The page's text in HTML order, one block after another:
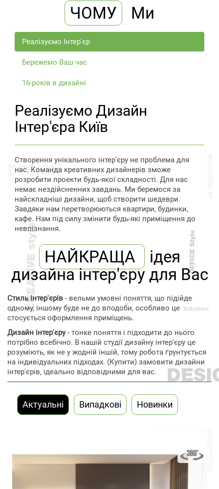
кожну ідею складно без досвіду. Наприклад,
будинок стане затишніше, але зникне естетика.
Професіонали AbiStyle зонують площу створюють
бажаєте дизайнер оформить локації в сучасних
напрямках. Це підкреслить вашу особливість
зробить оригінальніше житло. Або ви прагнете
виконати приміщення в єдиному стилі? Таке теж
Причому кожне приміщення буде відрізнятися
функціональністю, вишуканістю, а разом кімнати
складуть гармонійне рішення. Це не все з того, що
наша компанія готова запропонувати
замовникам.
Послуги дизайн
інтер'єра
Основний принцип конструкторів - зі складових
зібрати єдине дизайнерське рішення. Аналогічних
цілей дотримуються дизайнери нашої компанії, що
працюють над проектом. Головне завдання -
розкриття сильних сторін кімнат при плануванні, а
також приховування мінусів елементами декору,
світлом, формами. Наприклад, розробляючи
дизайни інтер'єрів, створюємо дизайн за
допомогою спрямованості світла, обробки.
Намагаємося візуально збільшити, зменшити
простір відповідно до поставленої замовником
завданням.
Пропонуємо наступніпослуги у дизайні інтер'єру:
Перепланування, зонування;
Відновлення, декорування;
Інтер'єри під ключ;
Супровід;
Написання полотен, картин;
Створення проекту на відстані. Незалежно
від того, де проживає клієнт, в електронному
вигляді розробляємо для нього
Художню, декоративний розпис;
Допомога у виборі будматеріалів,
комунікаційного обладнання, наборів меблів;
ЧОМУ Ми
Реалізуємо Інтер'єр
Бережемо Ваш час
16-років в дизайні
Реалізуємо Дизайн
Інтер'єра Київ
Створення унікального інтер'єру не проблема для
нас. Команда креативних дизайнерів зможе
розробити проекти будь-якої складності. Для нас
немає нездійсненних завдань. Ми беремося за
найскладніші дизайни, щоб створити шедеври.
Завдяки нам перетворюються квартири, будинки,
кафе. Нам під силу змінити будь-які приміщення до
невпізнання.
НАЙКРАЩА
ідея
дизайна інтер'єру для Вас
Стиль інтер'єрів - вельми умовні поняття, що підійде
одному, іншому буде не до вподоби, особливо це
стосується оформлення приміщень.
Дизайн інтер'єру- тонке поняття і підходити до нього
потрібно всебічно. В нашій студії дизайну інтер'єру це
розуміють, як не у жодній іншій, тому робота ґрунтується
на індивідуальних підходах. (Купити) замовити дизайни
інтер'єрів, ідеально відповідними для вас.
Актуальні Випадкові Новинки